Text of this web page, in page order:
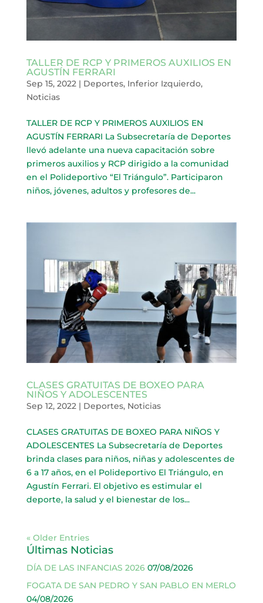
TALLER DE RCP Y PRIMEROS AUXILIOS EN
AGUSTÍN FERRARI
Sep 15, 2022| Deportes, Inferior Izquierdo,
Noticias
TALLER DE RCP Y PRIMEROS AUXILIOS EN
AGUSTÍN FERRARI La Subsecretaría de Deportes
llevó adelante una nueva capacitación sobre
primeros auxilios y RCP dirigido a la comunidad
en el Polideportivo “El Triángulo”. Participaron
niños, jóvenes, adultos y profesores de...
CLASES GRATUITAS DE BOXEO PARA
NIÑOS Y ADOLESCENTES
Sep 12, 2022 | Deportes, Noticias
CLASES GRATUITAS DE BOXEO PARA NIÑOS Y
ADOLESCENTES La Subsecretaría de Deportes
brinda clases para niños, niñas y adolescentes de
6 a 17 años, en el Polideportivo El Triángulo, en
Agustín Ferrari. El objetivo es estimular el
deporte, la salud y el bienestar de los...
« Older Entries
Últimas Noticias
DÍA DE LAS INFANCIAS 2026 07/08/2026
FOGATA DE SAN PEDRO Y SAN PABLO EN MERLO
04/08/2026